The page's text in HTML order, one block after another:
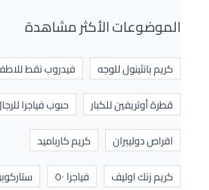
الموضوعات الأكثر مشاهدة
كريم بانثينول للوجه
فيدروب نقط
قطرة أوتريفين للكبار
حبوب فياجرا
اقراص دوليبران
كريم كارباميد
كريم زنك اوليف
فياجرا ٥٠